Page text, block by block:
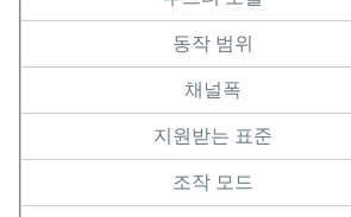
동작 범위
채널폭
지원받는 표준
조작 모드